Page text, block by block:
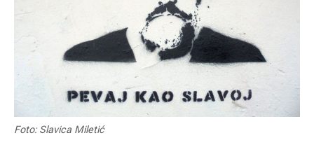
Foto: Slavica Miletić